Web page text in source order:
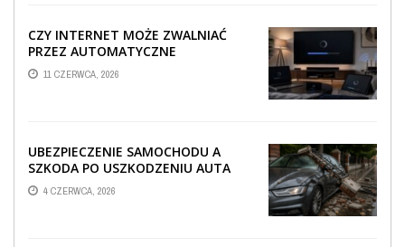
CZY INTERNET MOŻE ZWALNIAĆ
PRZEZ AUTOMATYCZNE
AKTUALIZACJE SYSTEMÓW SMART
TV?
11 CZERWCA, 2026
UBEZPIECZENIE SAMOCHODU A
SZKODA PO USZKODZENIU AUTA
PRZEZ SPADAJĄCY FRAGMENT
OGRODZENIA
4 CZERWCA, 2026